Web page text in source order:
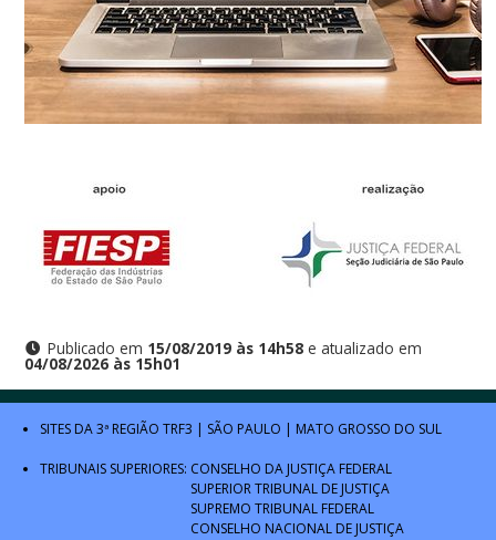
Publicado em 15/08/2019 às 14h58e atualizado em
04/08/2026 às 15h01
SITES DA 3ª REGIÃO TRF3 | SÃO PAULO | MATO GROSSO DO SUL
TRIBUNAIS SUPERIORES: CONSELHO DA JUSTIÇA FEDERAL
SUPERIOR TRIBUNAL DE JUSTIÇA
SUPREMO TRIBUNAL FEDERAL
CONSELHO NACIONAL DE JUSTIÇA